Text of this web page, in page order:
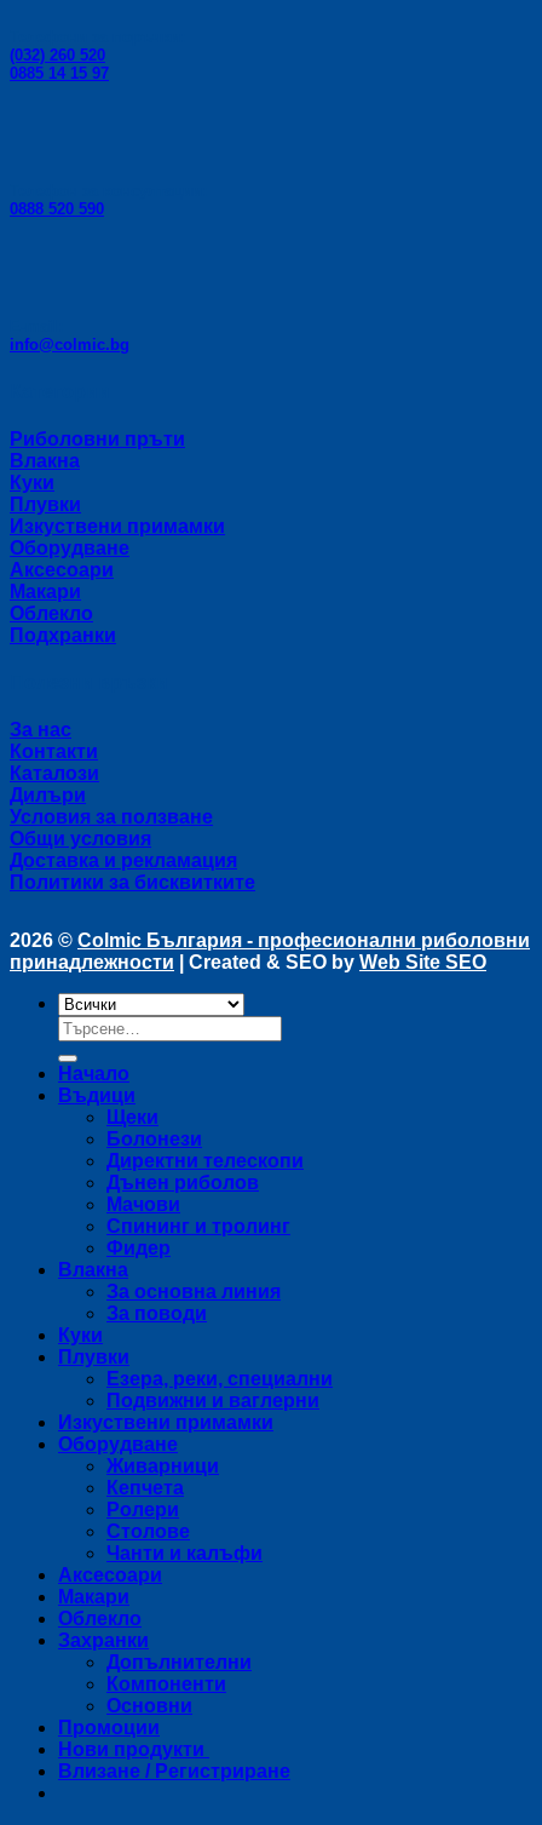
(032) 260 520
0885 14 15 97
0888 520 590
info@colmic.bg
Риболовни пръти
Влакна
Куки
Плувки
Изкуствени примамки
Оборудване
Аксесоари
Макари
Облекло
Подхранки
За нас
Контакти
Каталози
Дилъри
Условия за ползване
Общи условия
Доставка и рекламация
Политики за бисквитките
2026 © Colmic България - професионални риболовни
принадлежности | Created & SEO by Web Site SEO
Търсене
за:
Начало
Въдици
Щеки
Болонези
Директни телескопи
Дънен риболов
Мачови
Спининг и тролинг
Фидер
Влакна
За основна линия
За поводи
Куки
Плувки
Езера, реки, специални
Подвижни и ваглерни
Изкуствени примамки
Оборудване
Живарници
Кепчета
Ролери
Столове
Чанти и калъфи
Аксесоари
Макари
Облекло
Захранки
Допълнителни
Компоненти
Основни
Промоции
Нови продукти
Влизане / Регистриране